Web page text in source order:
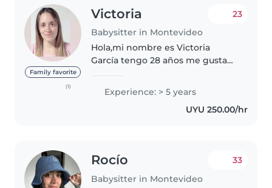
Family favorite
(1)
Victoria
Babysitter in Montevideo
23
Hola,mi nombre es Victoria
García tengo 28 años me gusta
los niños escucharlos,ayudarlos,
jugar, y sobre todo cuidarlos,
también hago tareas del hogar..
Experience: > 5 years
UYU 250.00/hr
Rocío
Babysitter in Montevideo
33